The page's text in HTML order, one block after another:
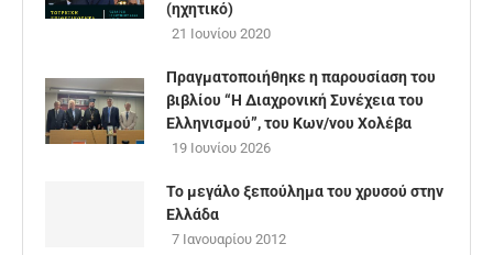
(ηχητικό)
21 Ιουνίου 2020
Πραγματοποιήθηκε η παρουσίαση του
βιβλίου “Η Διαχρονική Συνέχεια του
Ελληνισμού”, του Κων/νου Χολέβα
19 Ιουνίου 2026
Το μεγάλο ξεπούλημα του χρυσού στην
Ελλάδα
7 Ιανουαρίου 2012